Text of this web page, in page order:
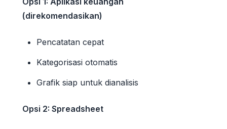
(direkomendasikan)
Pencatatan cepat
Kategorisasi otomatis
Grafik siap untuk dianalisis
Opsi 2: Spreadsheet